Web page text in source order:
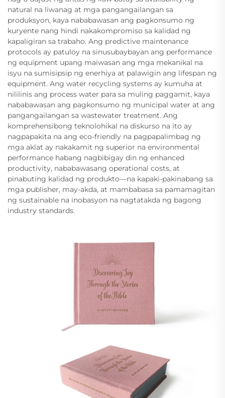
natural na liwanag at mga pangangailangan sa
produksyon, kaya nababawasan ang pagkonsumo ng
kuryente nang hindi nakakompromiso sa kalidad ng
kapaligiran sa trabaho. Ang predictive maintenance
protocols ay patuloy na sinusubaybayan ang performance
ng equipment upang maiwasan ang mga mekanikal na
isyu na sumisipsip ng enerhiya at palawigin ang lifespan ng
equipment. Ang water recycling systems ay kumuha at
nililinis ang process water para sa muling paggamit, kaya
nababawasan ang pagkonsumo ng municipal water at ang
pangangailangan sa wastewater treatment. Ang
komprehensibong teknolohikal na diskurso na ito ay
nagpapakita na ang eco-friendly na pagpapalimbag ng
mga aklat ay nakakamit ng superior na environmental
performance habang nagbibigay din ng enhanced
productivity, nababawasang operational costs, at
pinabuting kalidad ng produkto—na kapaki-pakinabang sa
mga publisher, may-akda, at mambabasa sa pamamagitan
ng sustainable na inobasyon na nagtatakda ng bagong
industry standards.